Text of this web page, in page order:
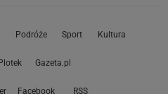
Podróże Sport Kultura
Plotek Gazeta.pl
Facebook RSS